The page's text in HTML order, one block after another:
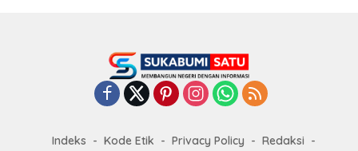
Indeks Kode Etik Privacy Policy
Redaksi